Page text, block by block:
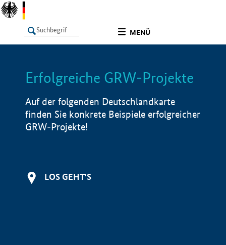
MENÜ
LISTE Info
Erfolgreiche GRW-Projekte
Auf der folgenden Deutschlandkarte
finden Sie konkrete Beispiele erfolgreicher
GRW-Projekte!
LOS GEHT'S